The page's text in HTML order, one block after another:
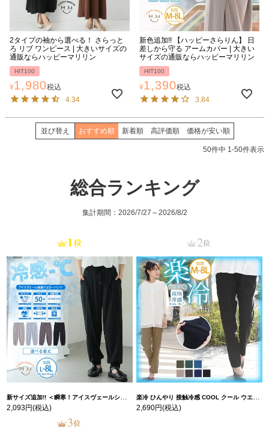
2タイプの袖から選べる！ さらっと
ろ リブ ワンピース | 大きいサイズの
通販ならハッピーマリリン
HIT100
¥1,980税込
4.34
新色追加!! 【ハッピーさらりん】 日
差しから守る アームカバー | 大きい
サイズの通販ならハッピーマリリン
HIT100
¥1,390税込
3.84
並び替え おすすめ順 新着順 高評価順 価格が安い順
50件中 1-50件表示
総合ランキング
集計期間：2026/7/27～2026/8/2
新サイズ追加!! ＜瞬寒！アイスヴェールシリーズ＞ 美脚 ジョガーパンツ 【ウェストゴム】 【ストレッチ】 | 大きいサイズの通販ならハッピーマリリン
2,093円(税込)
楽冷 ひんやり 接触冷感 COOL クール ウエストゴム 楽ちん ストレッチ 美脚 レギパン 【ストレッチ】 | 大きいサイズの通販ならハッピーマリリン
2,690円(税込)